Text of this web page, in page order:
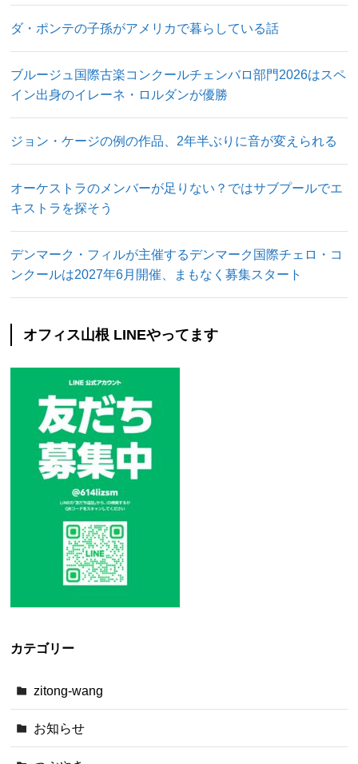
ダ・ポンテの子孫がアメリカで暮らしている話
ブルージュ国際古楽コンクールチェンバロ部門2026はスペ
イン出身のイレーネ・ロルダンが優勝
ジョン・ケージの例の作品、2年半ぶりに音が変えられる
オーケストラのメンバーが足りない？ではサブプールでエ
キストラを探そう
デンマーク・フィルが主催するデンマーク国際チェロ・コ
ンクールは2027年6月開催、まもなく募集スタート
オフィス山根 LINEやってます
カテゴリー
zitong-wang
お知らせ